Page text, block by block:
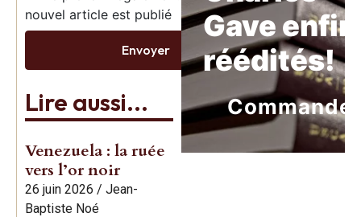
nouvel article est publié
Envoyer
Lire aussi...
Venezuela : la ruée
vers l’or noir
26 juin 2026 / Jean-
Baptiste Noé
Gave enfin
réédités!